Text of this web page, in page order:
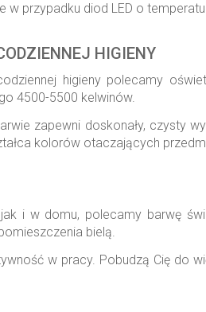
przypadku diod LED o
HIGIENY
higieny polecamy
4500-5500 kelwinów.
zapewni doskonały, czysty
kolorów otaczających
i w domu, polecamy barwę
bielą.
w pracy. Pobudzą Cię do